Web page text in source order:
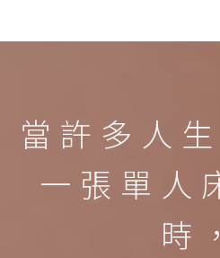
當許多人
一張單人
時，